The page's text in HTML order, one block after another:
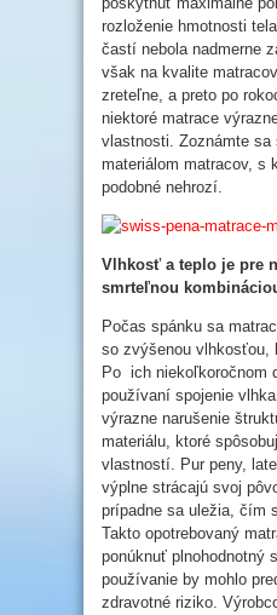
rozloženie hmotnosti
častí nebola nadmerne
však na kvalite
zreteľne, a preto po
niektoré matrace
vlastnosti. Zoznámte sa
materiálom matracov, s
podobné nehrozí.
Vlhkosť a teplo je pre
smrteľnou
Počas spánku sa
so zvýšenou vlhkosťou,
Po ich niekoľkoročnom
používaní spojenie
výrazne narušenie
materiálu, ktoré
vlastností. Pur peny,
výplne strácajú svoj
prípadne sa uležia, čím
Takto opotrebovaný
ponúknuť plnohodnotný
používanie by mohlo
zdravotné riziko.